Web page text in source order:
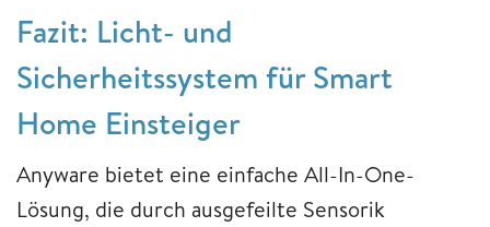
Fazit: Licht- und
Sicherheitssystem für Smart
Home Einsteiger
Anyware bietet eine einfache All-In-One-
Lösung, die durch ausgefeilte Sensorik